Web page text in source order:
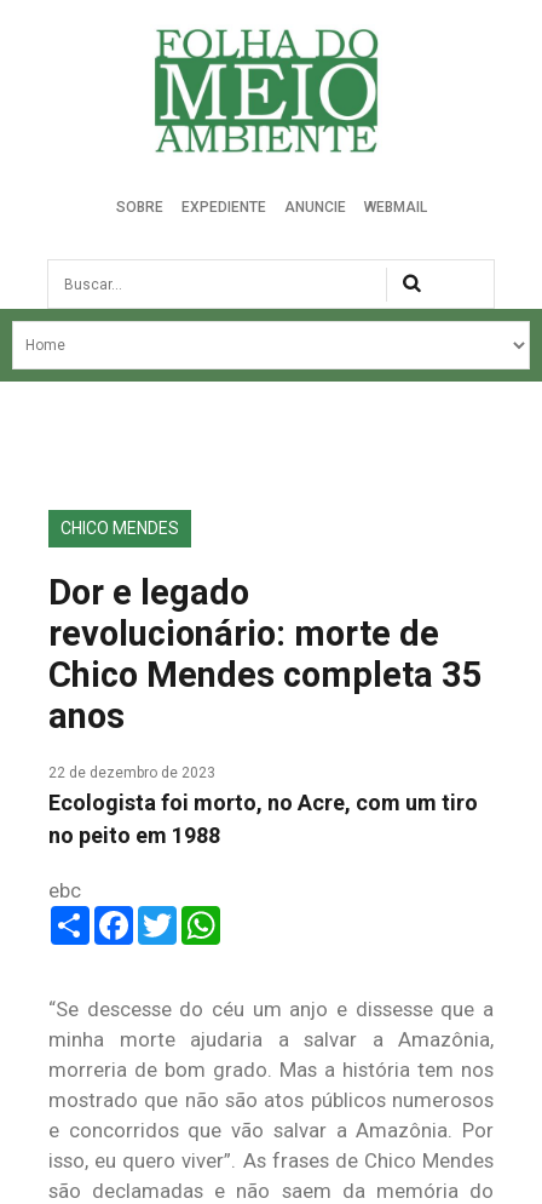
Folha do Meio Ambiente
SOBRE EXPEDIENTE ANUNCIE WEBMAIL
Busca
NOSSA HISTÓRIA
EDIÇÕES ANTERIORES
FALE CONOSCO
CHICO MENDES
Dor e legado
revolucionário: morte de
Chico Mendes completa 35
anos
22 de dezembro de 2023
Ecologista foi morto, no Acre, com um tiro
no peito em 1988
ebc
ShareFacebook
Twitter
“Se descesse do céu um anjo e dissesse que a
minha morte ajudaria a salvar a Amazônia,
morreria de bom grado. Mas a história tem nos
mostrado que não são atos públicos numerosos
e concorridos que vão salvar a Amazônia. Por
isso, eu quero viver”. As frases de Chico Mendes
são declamadas e não saem da memória do